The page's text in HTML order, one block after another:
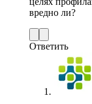
вредно ли?
Ответить